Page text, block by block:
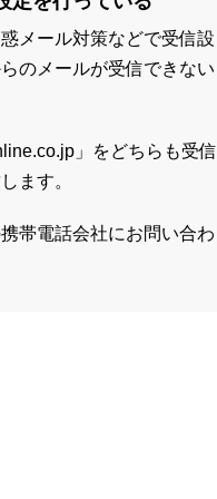
メール対策などで受信設
のメールが受信できない
」をどちらも受信
ます。
帯電話会社にお問い合わ